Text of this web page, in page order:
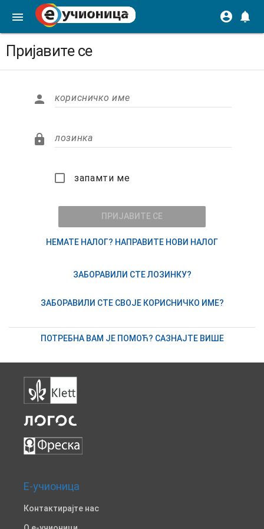
menu account_circle notifications
Пријавите се
 корисничко име
 лозинка
запамти ме
ПРИЈАВИТЕ СЕ
НЕМАТЕ НАЛОГ? НАПРАВИТЕ НОВИ НАЛОГ
ЗАБОРАВИЛИ СТЕ ЛОЗИНКУ?
ЗАБОРАВИЛИ СТЕ СВОЈЕ КОРИСНИЧКО ИМЕ?
ПОТРЕБНА ВАМ ЈЕ ПОМОЋ? САЗНАЈТЕ ВИШЕ
Е-учионица
Контактирајте нас